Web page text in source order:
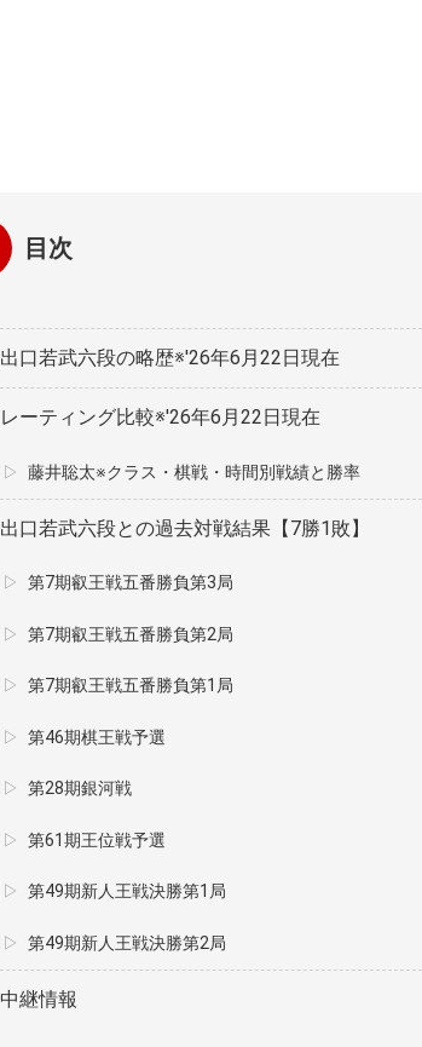
目次
出口若武六段の略歴※'26年6月22日現在
レーティング比較※'26年6月22日現在
藤井聡太※クラス・棋戦・時間別戦績と勝率
出口若武六段との過去対戦結果【7勝1敗】
第7期叡王戦五番勝負第3局
第7期叡王戦五番勝負第2局
第7期叡王戦五番勝負第1局
第46期棋王戦予選
第28期銀河戦
第61期王位戦予選
第49期新人王戦決勝第1局
第49期新人王戦決勝第2局
中継情報